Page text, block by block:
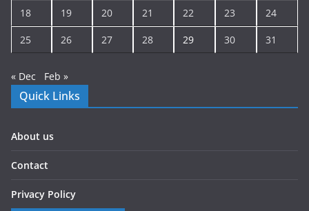
18 19 20 21 22 23 24
25 26 27 28 29 30 31
« Dec Feb »
Quick Links
About us
Contact
Privacy Policy